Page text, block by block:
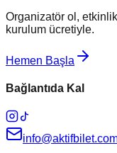
Organizatör ol,
kurulum ücretiyle.
Hemen Başla
Bağlantıda Kal